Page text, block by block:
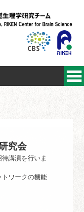
究会
講演を行いま
トワークの機能